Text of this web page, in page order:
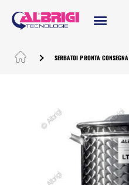
SERBATOI PRONTA CONSEGNA